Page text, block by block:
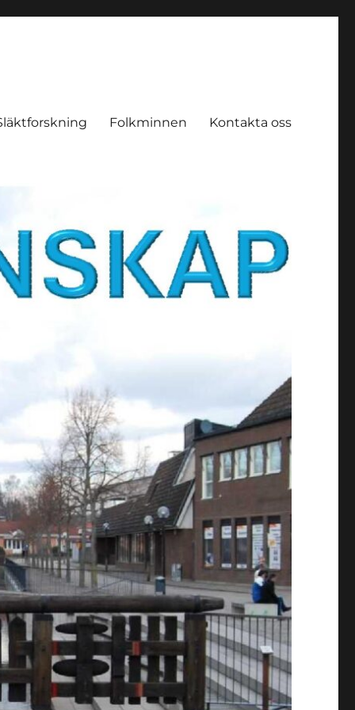
Folkminnen Kontakta oss